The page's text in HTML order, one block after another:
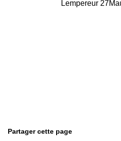
Lempereur 27
Partager cette page